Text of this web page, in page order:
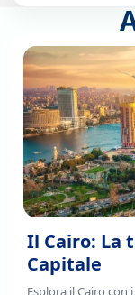
Il Cairo: La
Capitale
Esplora il Cairo